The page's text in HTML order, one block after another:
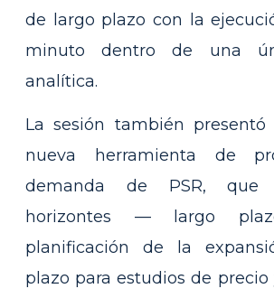
de largo plazo con la
minuto dentro de una
analítica.
La sesión también presentó
nueva herramienta de
demanda de PSR, que
horizontes — largo
planificación de la
plazo para estudios de